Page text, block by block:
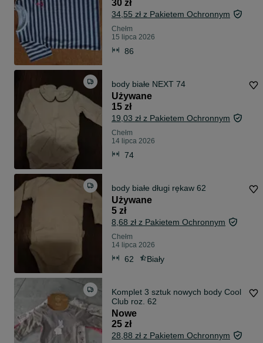
30 zł
34,55 zł z Pakietem Ochronnym
Chełm
15 lipca 2026
86
body białe NEXT 74
Używane
15 zł
19,03 zł z Pakietem Ochronnym
Chełm
14 lipca 2026
74
body białe długi rękaw 62
Używane
5 zł
8,68 zł z Pakietem Ochronnym
Chełm
14 lipca 2026
62 Biały
Komplet 3 sztuk nowych body Cool
Club roz. 62
Nowe
25 zł
28,88 zł z Pakietem Ochronnym